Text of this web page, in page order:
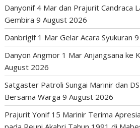
Danyonif 4 Mar dan Prajurit Candraca
Gembira 9 August 2026
Danbrigif 1 Mar Gelar Acara Syukuran
Danyon Angmor 1 Mar Anjangsana ke
August 2026
Satgaster Patroli Sungai Marinir dan
Bersama Warga 9 August 2026
Prajurit Yonif 15 Marinir Terima